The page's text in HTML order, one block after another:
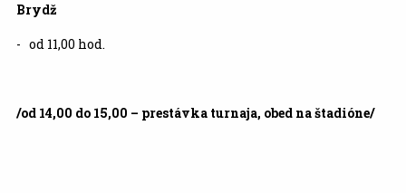
Brydž
- od 11,00 hod.
/od 14,00 do 15,00 – prestávka turnaja, obed na štadióne/